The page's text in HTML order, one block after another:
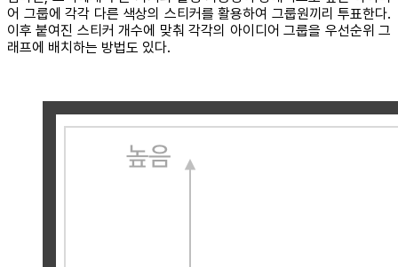
어 그룹에 각각 다른 색상의 스티커를 활용하여 그룹원끼리 투표한다.
이후 붙여진 스티커 개수에 맞춰 각각의 아이디어 그룹을 우선순위 그
래프에 배치하는 방법도 있다.